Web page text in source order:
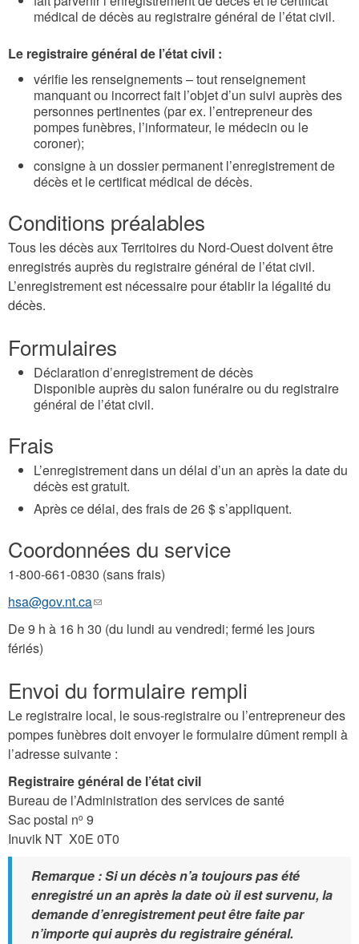
médical de décès au registraire général de l’état civil.
Le registraire général de l’état civil :
vérifie les renseignements – tout renseignement
manquant ou incorrect fait l’objet d’un suivi auprès des
personnes pertinentes (par ex. l’entrepreneur des
pompes funèbres, l’informateur, le médecin ou le
coroner);
consigne à un dossier permanent l’enregistrement de
décès et le certificat médical de décès.
Conditions préalables
Tous les décès aux Territoires du Nord-Ouest doivent être
enregistrés auprès du registraire général de l’état civil.
L’enregistrement est nécessaire pour établir la légalité du
décès.
Formulaires
Déclaration d’enregistrement de décès
Disponible auprès du salon funéraire ou du registraire
général de l’état civil.
Frais
L’enregistrement dans un délai d’un an après la date du
décès est gratuit.
Après ce délai, des frais de 26 $ s’appliquent.
Coordonnées du service
1-800-661-0830 (sans frais)
hsa@gov.nt.ca(le
lien
envoie
De 9 h à 16 h 30 (du lundi au vendredi; fermé les jours
fériés)
Envoi du formulaire rempli
Le registraire local, le sous-registraire ou l’entrepreneur des
pompes funèbres doit envoyer le formulaire dûment rempli à
l’adresse suivante :
Registraire général de l’état civil
Bureau de l’Administration des services de santé
Sac postal no 9
Inuvik NT X0E 0T0
Remarque : Si un décès n’a toujours pas été
enregistré un an après la date où il est survenu, la
demande d’enregistrement peut être faite par
n’importe qui auprès du registraire général.